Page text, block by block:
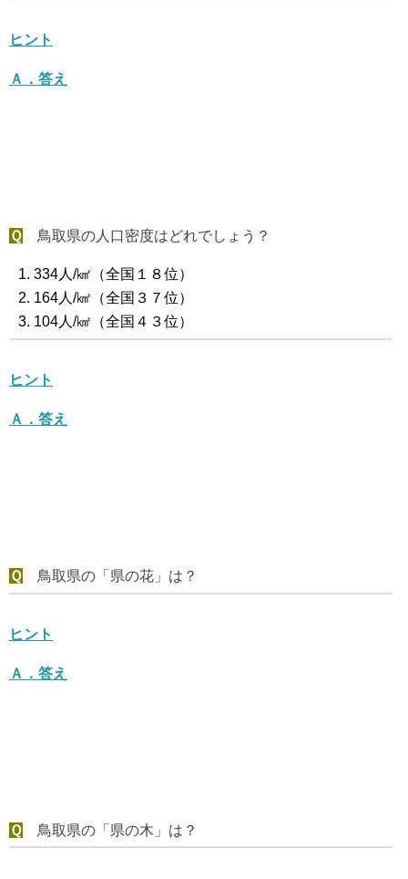
ヒント
Ａ．答え
Ｑ 鳥取県の人口密度はどれでしょう？
334人/㎢（全国１８位）
164人/㎢（全国３７位）
104人/㎢（全国４３位）
ヒント
Ａ．答え
Ｑ 鳥取県の「県の花」は？
ヒント
Ａ． 答え
Ｑ 鳥取県の「県の木」は？